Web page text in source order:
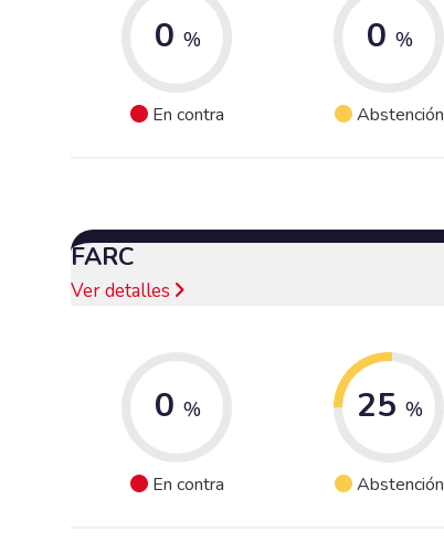
0 %
En contra
0 %
Abstención
FARC
Ver detalles
0 %
En contra
25 %
Abstención